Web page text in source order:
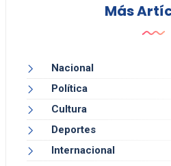
Más
Nacional
Política
Cultura
Deportes
Internacional